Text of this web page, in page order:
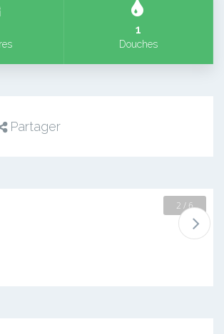
1
Douches
Partager
2 / 6